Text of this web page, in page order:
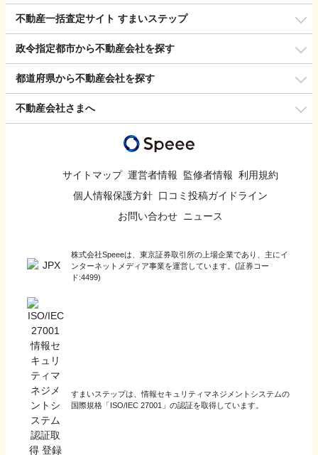
不動産一括査定サイト すまいステップ
政令指定都市から不動産会社を探す
都道府県から不動産会社を探す
不動産会社さまへ
サイトマップ 運営者情報 監修者情報 利用規約
個人情報保護方針 口コミ投稿ガイドライン
お問い合わせ ニュース
株式会社Speeeは、東京証券取引所の上場企業であり、主にイ
ンターネットメディア事業を運営しています。(証券コー
ド:4499)
すまいステップは、情報セキュリティマネジメントシステムの
国際規格「ISO/IEC 27001」の認証を取得しています。